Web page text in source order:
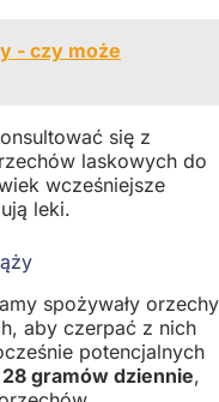
- czy może
się z
laskowych do
wcześniejsze
leki.
spożywały orzechy
aby czerpać z nich
potencjalnych
gramów dziennie,